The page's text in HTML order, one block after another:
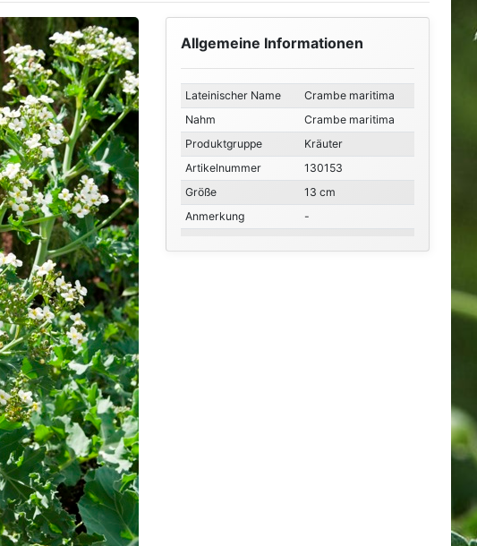
Allgemeine Informationen
Lateinischer Name
Crambe maritima
Nahm
Crambe maritima
Produktgruppe
Kräuter
Artikelnummer
130153
Größe
13 cm
Anmerkung
-